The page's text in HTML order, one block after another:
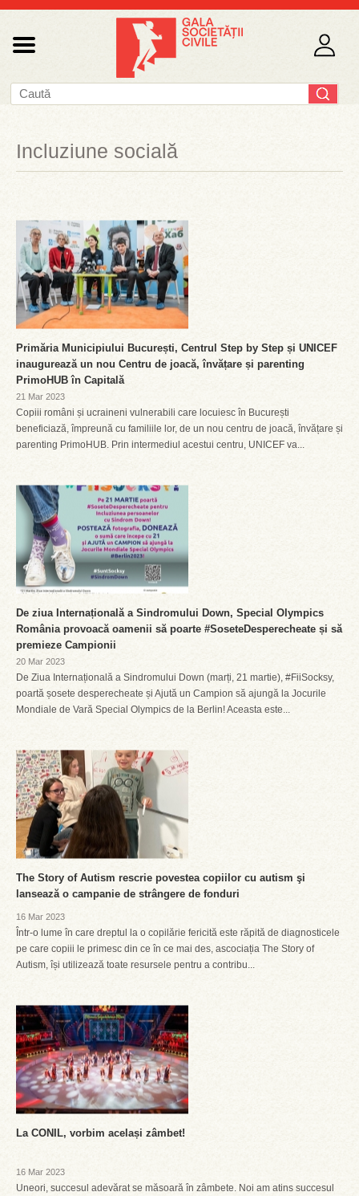
Incluziune socială
Primăria Municipiului București, Centrul Step by Step și UNICEF
inaugurează un nou Centru de joacă, învățare și parenting
PrimoHUB în Capitală
21 Mar 2023
Copiii români și ucraineni vulnerabili care locuiesc în București
beneficiază, împreună cu familiile lor, de un nou centru de joacă, învățare și
parenting PrimoHUB. Prin intermediul acestui centru, UNICEF va...
De ziua Internațională a Sindromului Down, Special Olympics
România provoacă oamenii să poarte #SoseteDesperecheate și să
premieze Campionii
20 Mar 2023
De Ziua Internațională a Sindromului Down (marți, 21 martie), #FiiSocksy,
poartă șosete desperecheate și Ajută un Campion să ajungă la Jocurile
Mondiale de Vară Special Olympics de la Berlin! Aceasta este...
The Story of Autism rescrie povestea copiilor cu autism şi
lansează o campanie de strângere de fonduri
16 Mar 2023
Într-o lume în care dreptul la o copilărie fericită este răpită de diagnosticele
pe care copiii le primesc din ce în ce mai des, ascociația The Story of
Autism, își utilizează toate resursele pentru a contribu...
La CONIL, vorbim același zâmbet!
16 Mar 2023
Uneori, succesul adevărat se măsoară în zâmbete. Noi am atins succesul